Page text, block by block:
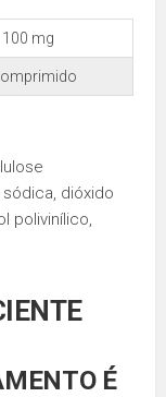
100 mg
dióxido
polivinílico,
É